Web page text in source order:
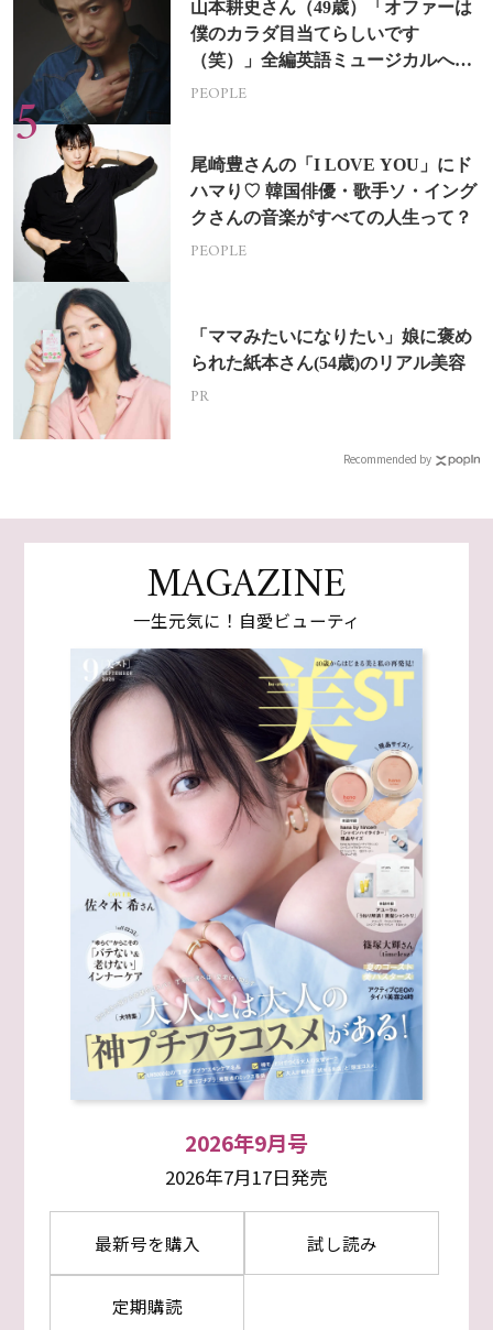
山本耕史さん（49歳）「オファーは
僕のカラダ目当てらしいです
（笑）」全編英語ミュージカルへの
挑戦
PEOPLE
尾崎豊さんの「I LOVE YOU」にド
ハマり♡ 韓国俳優・歌手ソ・イング
クさんの音楽がすべての人生って？
PEOPLE
「ママみたいになりたい」娘に褒め
られた紙本さん(54歳)のリアル美容
PR
Recommended by
MAGAZINE
一生元気に！自愛ビューティ
2026年9月号
2026年7月17日発売
最新号を購入 試し読み
定期購読